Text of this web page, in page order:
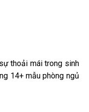
thoải mái trong sinh
14+ mẫu phòng ngủ